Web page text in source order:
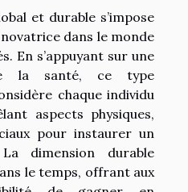
et durable s’impose
dans le monde
En s’appuyant sur une
la santé, ce type
chaque individu
aspects physiques,
pour instaurer un
dimension durable
le temps, offrant aux